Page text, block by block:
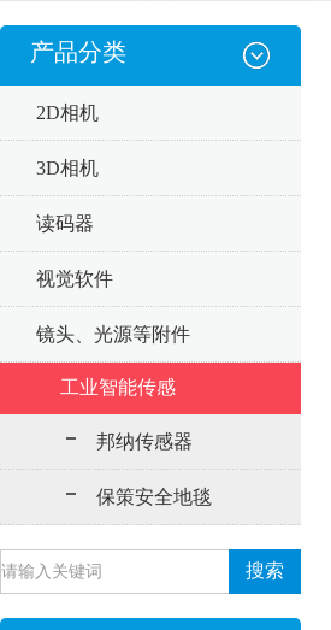
产品分类
2D相机
3D相机
读码器
视觉软件
镜头、光源等附件
工业智能传感
邦纳传感器
保策安全地毯